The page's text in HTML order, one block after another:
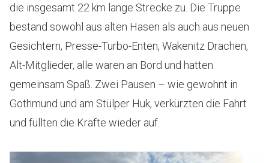
die insgesamt 22 km lange Strecke zu. Die Truppe
bestand sowohl aus alten Hasen als auch aus neuen
Gesichtern, Presse-Turbo-Enten, Wakenitz Drachen,
Alt-Mitglieder, alle waren an Bord und hatten
gemeinsam Spaß. Zwei Pausen – wie gewohnt in
Gothmund und am Stülper Huk, verkürzten die Fahrt
und füllten die Kräfte wieder auf.